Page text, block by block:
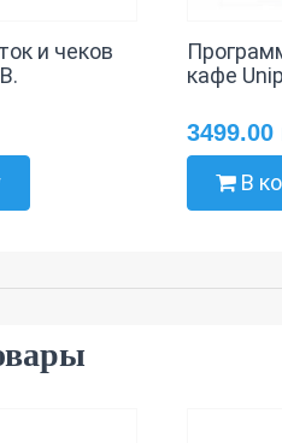
и чеков
кафе
3499.00
В